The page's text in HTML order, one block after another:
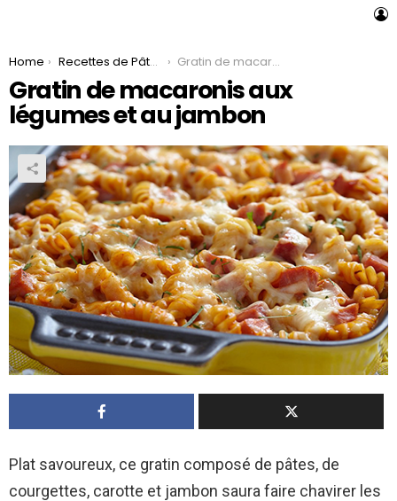
You are here:
Home Recettes de Pâtes Gratin de macaronis aux légumes et au jambon
Gratin de macaronis aux
légumes et au jambon
Plat savoureux, ce gratin composé de pâtes, de
courgettes, carotte et jambon saura faire chavirer les